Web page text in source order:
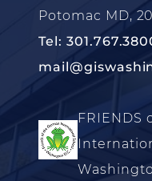
Potomac MD,
Tel:
FRIENDS